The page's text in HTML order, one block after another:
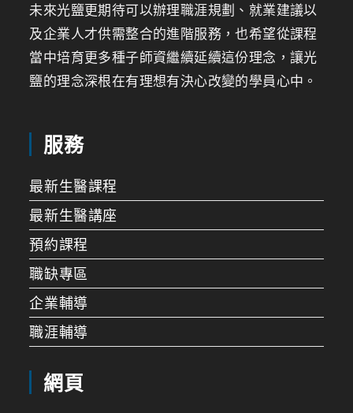
未來光鹽更期待可以辦理職涯規劃、就業建議以
及企業人才供需整合的進階服務，也希望從課程
當中培育更多種子師資繼續延續這份理念，讓光
鹽的理念深根在有理想有決心改變的學員心中。
服務
最新生醫課程
最新生醫講座
預約課程
職缺專區
企業輔導
職涯輔導
網頁